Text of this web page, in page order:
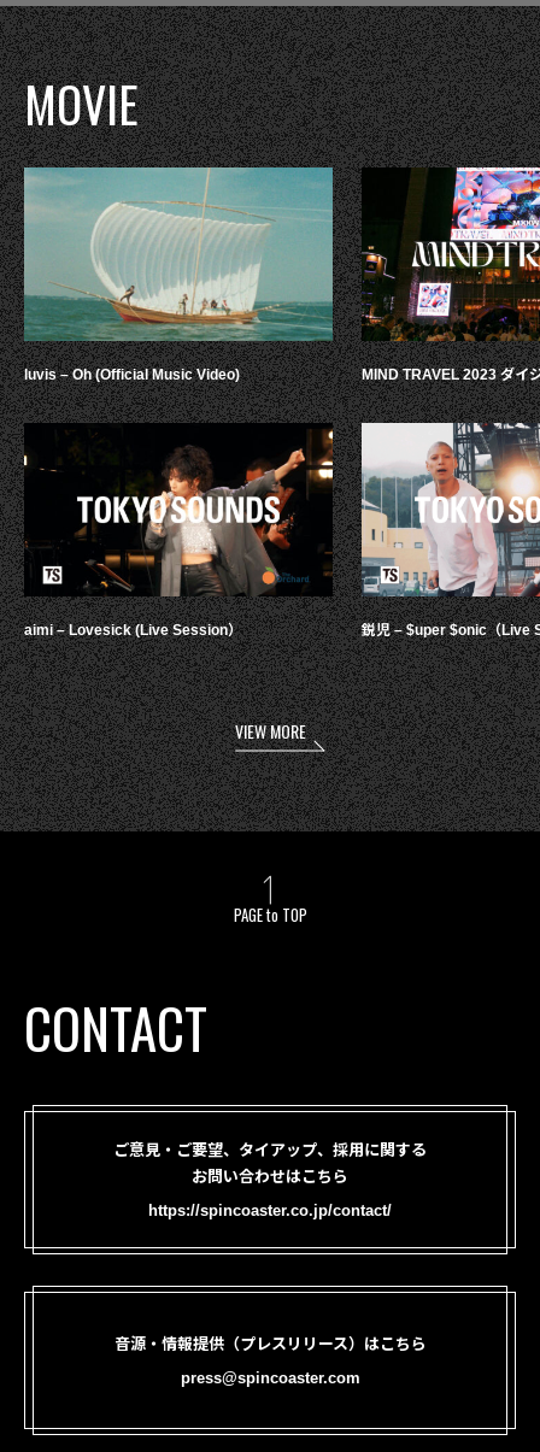
MOVIE
luvis – Oh (Official Music Video)
aimi – Lovesick (Live Session）
MIND TRAVEL 2023 ダイ
鋭児 – $uper $onic（Live
VIEW MORE
PAGE to TOP
CONTACT
ご意見・ご要望、タイアップ、採用に関する
お問い合わせはこちら
https://spincoaster.co.jp/contact/
音源・情報提供（プレスリリース）はこちら
press@spincoaster.com